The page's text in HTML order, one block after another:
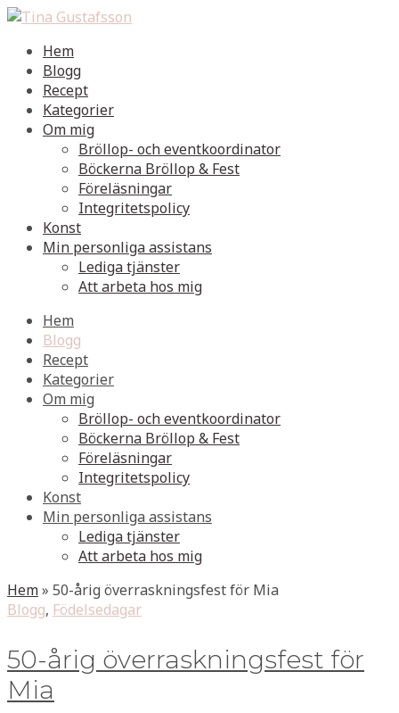
Hem
Blogg
Recept
Kategorier
Om mig
Bröllop- och eventkoordinator
Böckerna Bröllop & Fest
Föreläsningar
Integritetspolicy
Konst
Min personliga assistans
Lediga tjänster
Att arbeta hos mig
Hem
Blogg
Recept
Kategorier
Om mig
Bröllop- och eventkoordinator
Böckerna Bröllop & Fest
Föreläsningar
Integritetspolicy
Konst
Min personliga assistans
Lediga tjänster
Att arbeta hos mig
Hem» 50-årig överraskningsfest för Mia
Blogg, Födelsedagar
50-årig överraskningsfest för
Mia